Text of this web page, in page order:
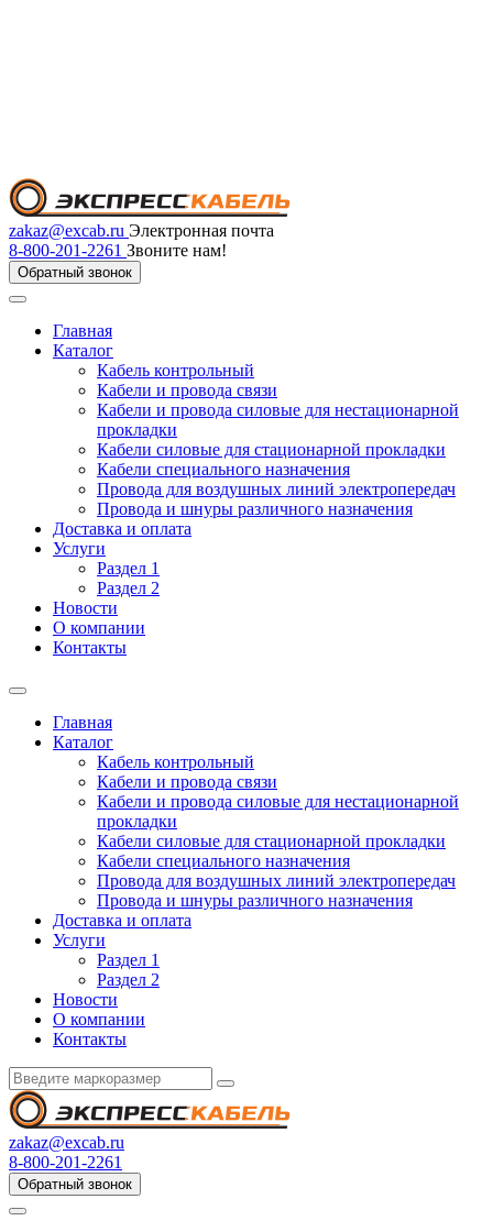
zakaz@excab.ru Электронная почта
8-800-201-2261 Звоните нам!
Обратный звонок
Главная
Каталог
Кабель контрольный
Кабели и провода связи
Кабели и провода силовые для нестационарной
прокладки
Кабели силовые для стационарной прокладки
Кабели специального назначения
Провода для воздушных линий электропередач
Провода и шнуры различного назначения
Доставка и оплата
Услуги
Раздел 1
Раздел 2
Новости
О компании
Контакты
Главная
Каталог
Кабель контрольный
Кабели и провода связи
Кабели и провода силовые для нестационарной
прокладки
Кабели силовые для стационарной прокладки
Кабели специального назначения
Провода для воздушных линий электропередач
Провода и шнуры различного назначения
Доставка и оплата
Услуги
Раздел 1
Раздел 2
Новости
О компании
Контакты
zakaz@excab.ru
8-800-201-2261
Обратный звонок